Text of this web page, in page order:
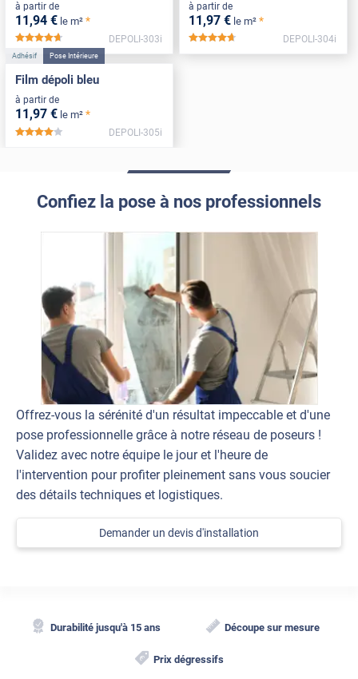
à partir de
11,94 € le m² *
*****
DEPOLI-303i
à partir de
11,97 € le m² *
*****
DEPOLI-304i
Adhésif Pose Intérieure
Film dépoli bleu
à partir de
11,97 € le m² *
*****
DEPOLI-305i
Confiez la pose à nos professionnels
Offrez-vous la sérénité d'un résultat impeccable et d'une
pose professionnelle grâce à notre réseau de poseurs !
Validez avec notre équipe le jour et l'heure de
l'intervention pour profiter pleinement sans vous soucier
des détails techniques et logistiques.
Demander un devis d'installation
Durabilité jusqu'à 15 ans Découpe sur mesure
Prix dégressifs